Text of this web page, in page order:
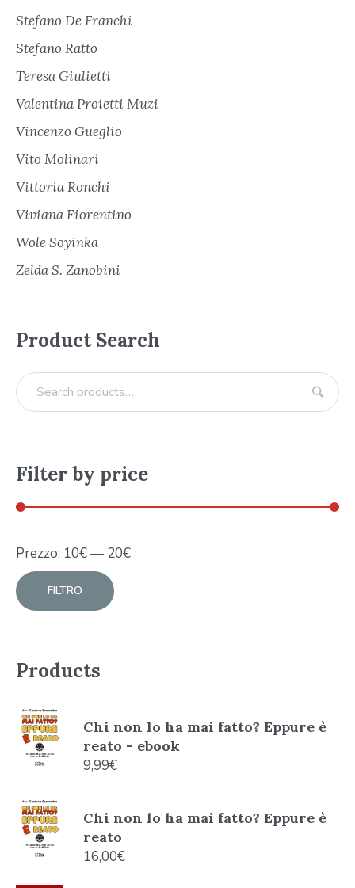
Stefano De Franchi
Stefano Ratto
Teresa Giulietti
Valentina Proietti Muzi
Vincenzo Gueglio
Vito Molinari
Vittoria Ronchi
Viviana Fiorentino
Wole Soyinka
Zelda S. Zanobini
Product Search
Filter by price
FILTRO
Prezzo: 10€— 20€
Products
Chi non lo ha mai fatto? Eppure è
reato - ebook
9,99€
Chi non lo ha mai fatto? Eppure è
reato
16,00€